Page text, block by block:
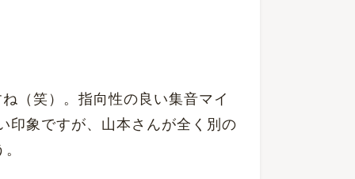
（笑）。指向性の良い集音マイ
印象ですが、山本さんが全く別の